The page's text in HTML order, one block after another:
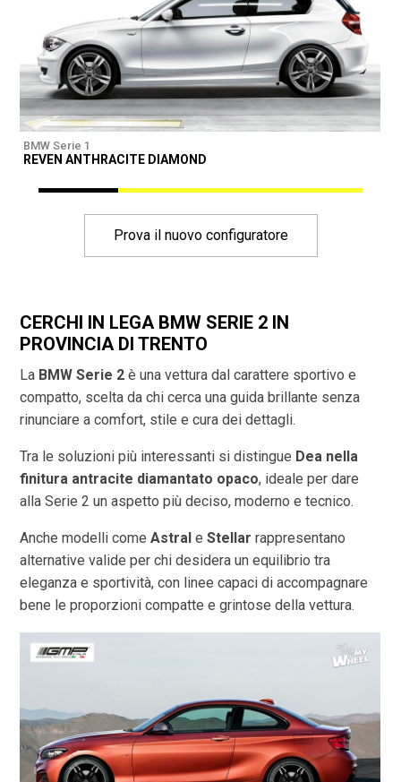
BMW Serie 1
REVEN ANTHRACITE DIAMOND
Prova il nuovo configuratore
CERCHI IN LEGA BMW SERIE 2 IN
PROVINCIA DITRENTO
La BMW Serie 2 è una vettura dal carattere sportivo e
compatto, scelta da chi cerca una guida brillante senza
rinunciare a comfort, stile e cura dei dettagli.
Tra le soluzioni più interessanti si distingue Dea nella
finitura antracite diamantato opaco, ideale per dare
alla Serie 2 un aspetto più deciso, moderno e tecnico.
Anche modelli comeAstral eStellar rappresentano
alternative valide per chi desidera un equilibrio tra
eleganza e sportività, con linee capaci di accompagnare
bene le proporzioni compatte e grintose della vettura.